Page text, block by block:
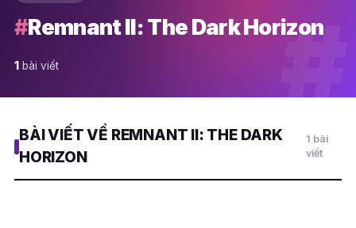
#Remnant II: The Dark Horizon
1 bài viết #
BÀI VIẾT VỀ REMNANT II: THE DARK
HORIZON
1 bài
viết